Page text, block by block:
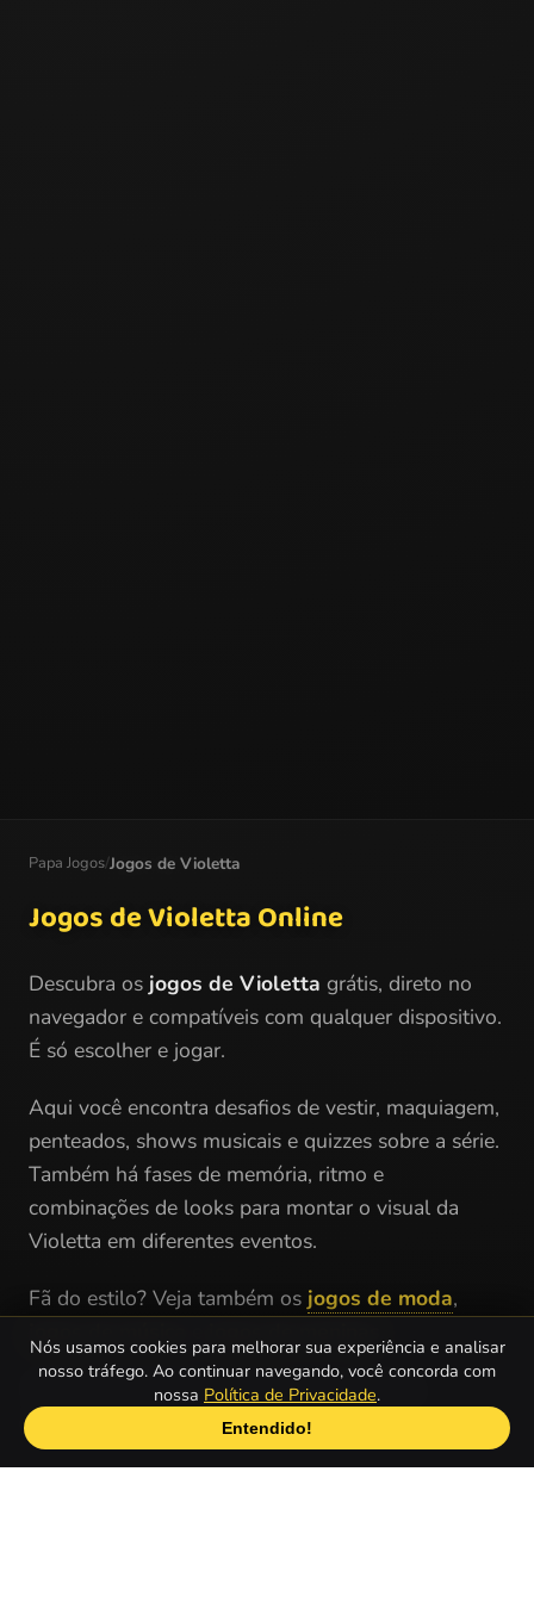
Papa Jogos/Jogos de Violetta
Jogos de Violetta Online
Descubra os jogos de Violetta grátis, direto no
navegador e compatíveis com qualquer dispositivo.
É só escolher e jogar.
Aqui você encontra desafios de vestir, maquiagem,
penteados, shows musicais e quizzes sobre a série.
Também há fases de memória, ritmo e
combinações de looks para montar o visual da
Violetta em diferentes eventos.
Fã do estilo? Veja também os jogos de moda,
Solte a criatividade e comece sua próxima
apresentação agora.
Nós usamos cookies para melhorar sua experiência e analisar
nosso tráfego. Ao continuar navegando, você concorda com
nossa Política de Privacidade.
Entendido!